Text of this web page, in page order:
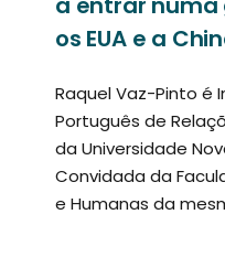
os EUA e a
Raquel Vaz-Pinto é
Português de
da Universidade
Convidada da
e Humanas da